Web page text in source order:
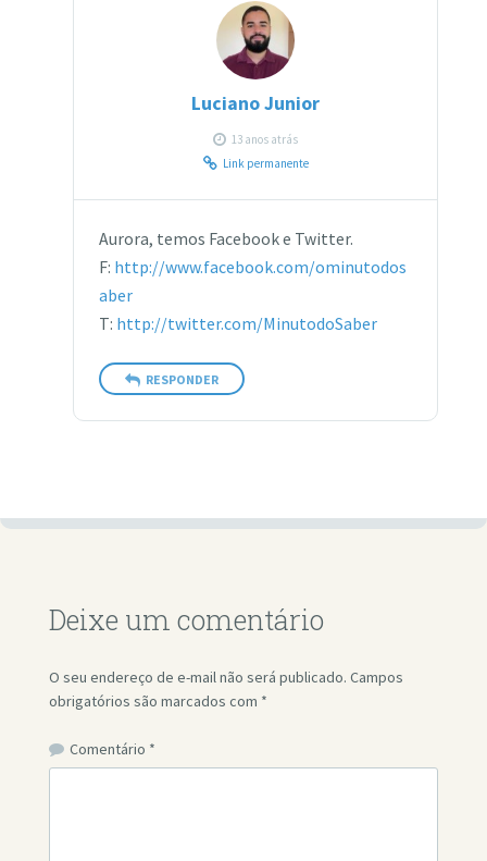
Luciano Junior
13 anos atrás
Link permanente
Aurora, temos Facebook e Twitter.
F: http://www.facebook.com/ominutodos
aber
T: http://twitter.com/MinutodoSaber
RESPONDER
Deixe um comentário
O seu endereço de e-mail não será publicado. Campos
obrigatórios são marcados com *
Comentário *